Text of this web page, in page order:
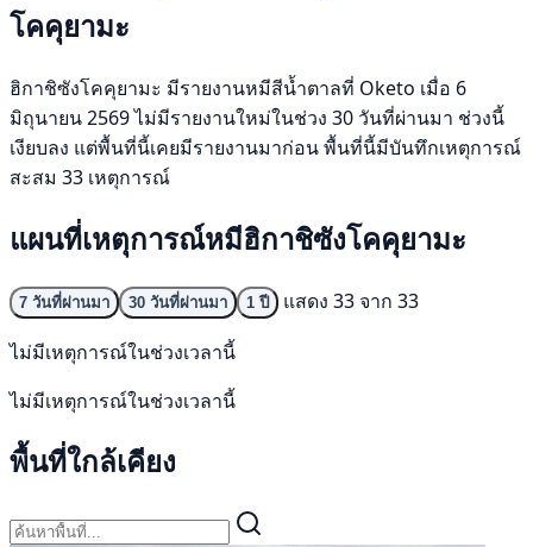
โคคุยามะ
ฮิกาชิซังโคคุยามะ มีรายงานหมีสีน้ำตาลที่ Oketo เมื่อ 6
มิถุนายน 2569 ไม่มีรายงานใหม่ในช่วง 30 วันที่ผ่านมา ช่วงนี้
เงียบลง แต่พื้นที่นี้เคยมีรายงานมาก่อน พื้นที่นี้มีบันทึกเหตุการณ์
สะสม 33 เหตุการณ์
แผนที่เหตุการณ์หมีฮิกาชิซังโคคุยามะ
7 วันที่ผ่านมา 30 วันที่ผ่านมา 1 ปี
แสดง 33 จาก 33
ไม่มีเหตุการณ์ในช่วงเวลานี้
ไม่มีเหตุการณ์ในช่วงเวลานี้
พื้นที่ใกล้เคียง